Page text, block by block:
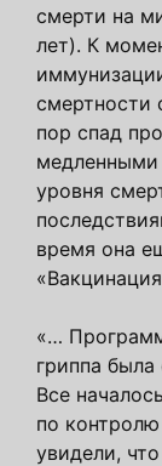
смерти на
лет). К
смертности
пор спад
уровня
время она
«…
гриппа
Все
по
увидели,